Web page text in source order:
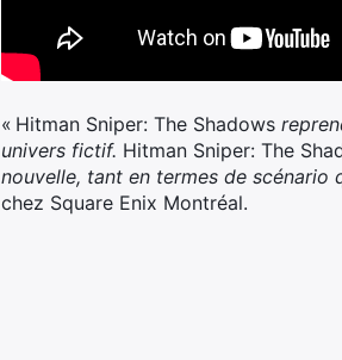
« Hitman Sniper: The Shadows
univers fictif. Hitman Sniper: The
nouvelle, tant en termes de scénario
chez Square Enix Montréal.